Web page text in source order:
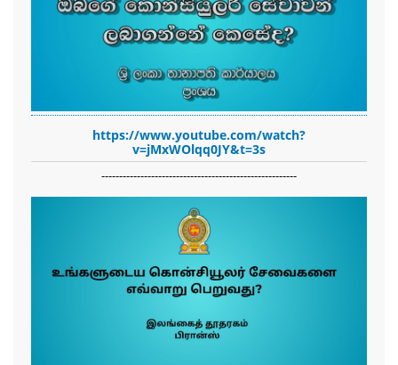
https://www.youtube.com/watch?
v=jMxWOlqq0JY&t=3s
-------------------------------------------------------